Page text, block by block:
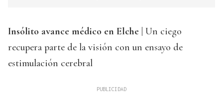
Insólito avance médico en Elche | Un ciego
recupera parte de la visión con un ensayo de
estimulación cerebral